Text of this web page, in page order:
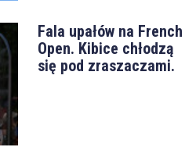
Fala upałów na French
Open. Kibice chłodzą
się pod zraszaczami.